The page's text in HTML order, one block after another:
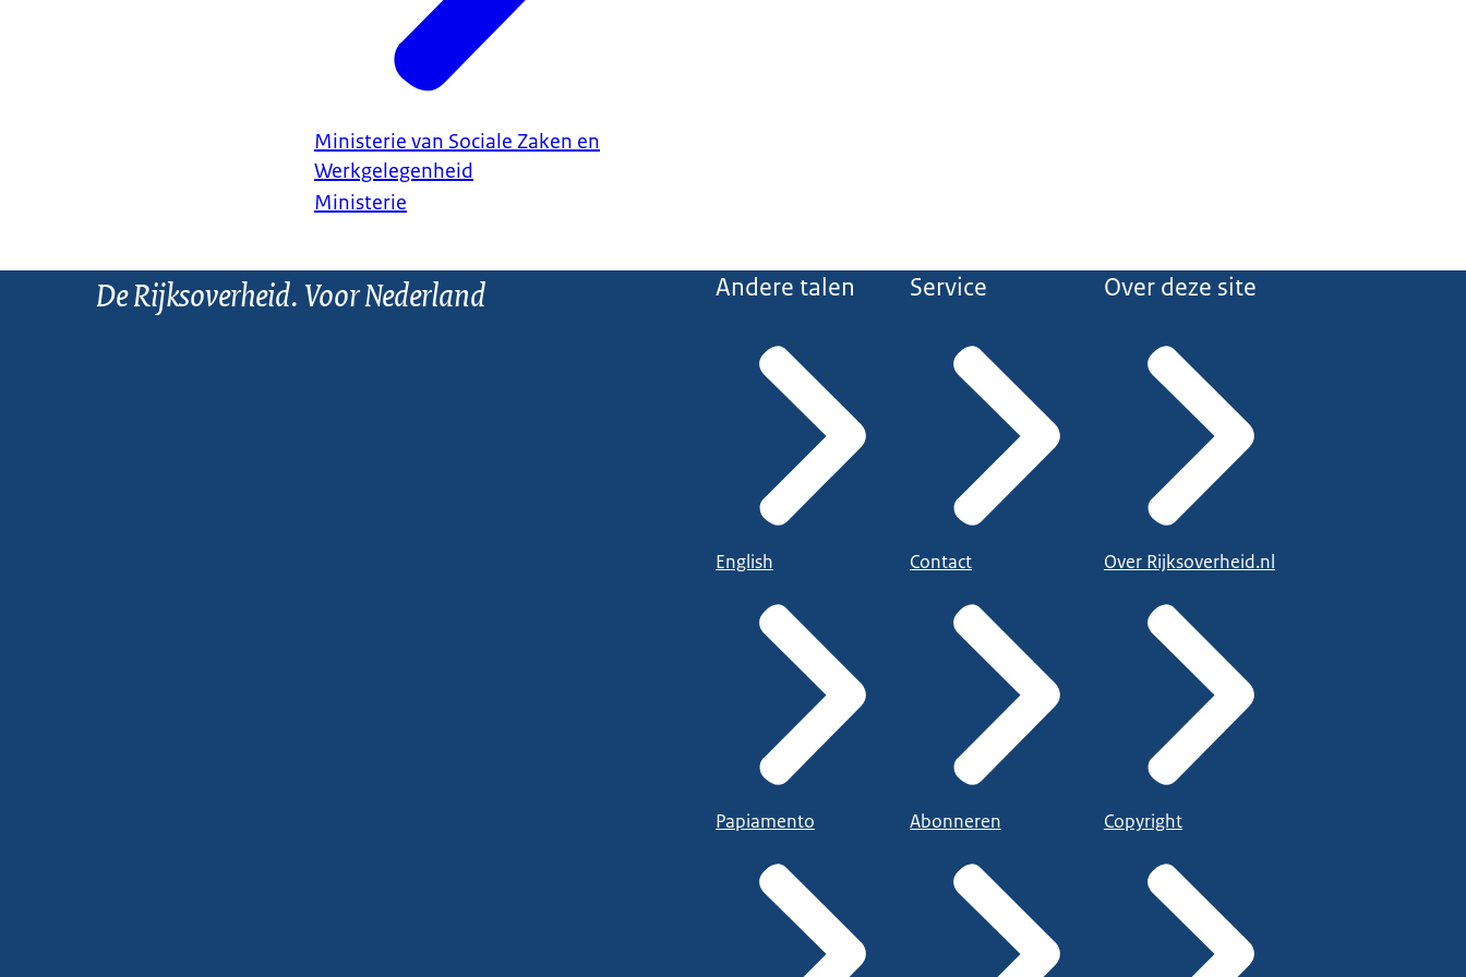
Ministerie van Sociale Zaken en
Werkgelegenheid
Ministerie
De Rijksoverheid. Voor Nederland Andere talen
English
Papiamento
Service
Contact
Abonneren
Over deze site
Over Rijksoverheid.nl
Copyright